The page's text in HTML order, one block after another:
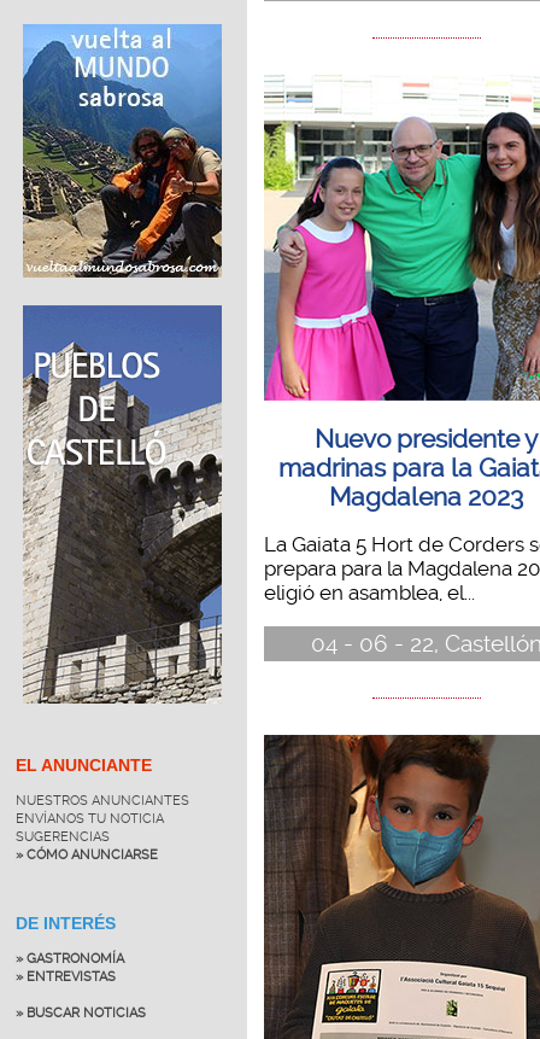
EL ANUNCIANTE
NUESTROS ANUNCIANTES
ENVÍANOS TU NOTICIA
SUGERENCIAS
» CÓMO ANUNCIARSE
DE INTERÉS
» GASTRONOMÍA
» ENTREVISTAS
» BUSCAR NOTICIAS
Nuevo presidente y
madrinas para la
Magdalena 2023
La Gaiata 5 Hort de Corders
prepara para la Magdalena
eligió en asamblea, el...
04 - 06 - 22,